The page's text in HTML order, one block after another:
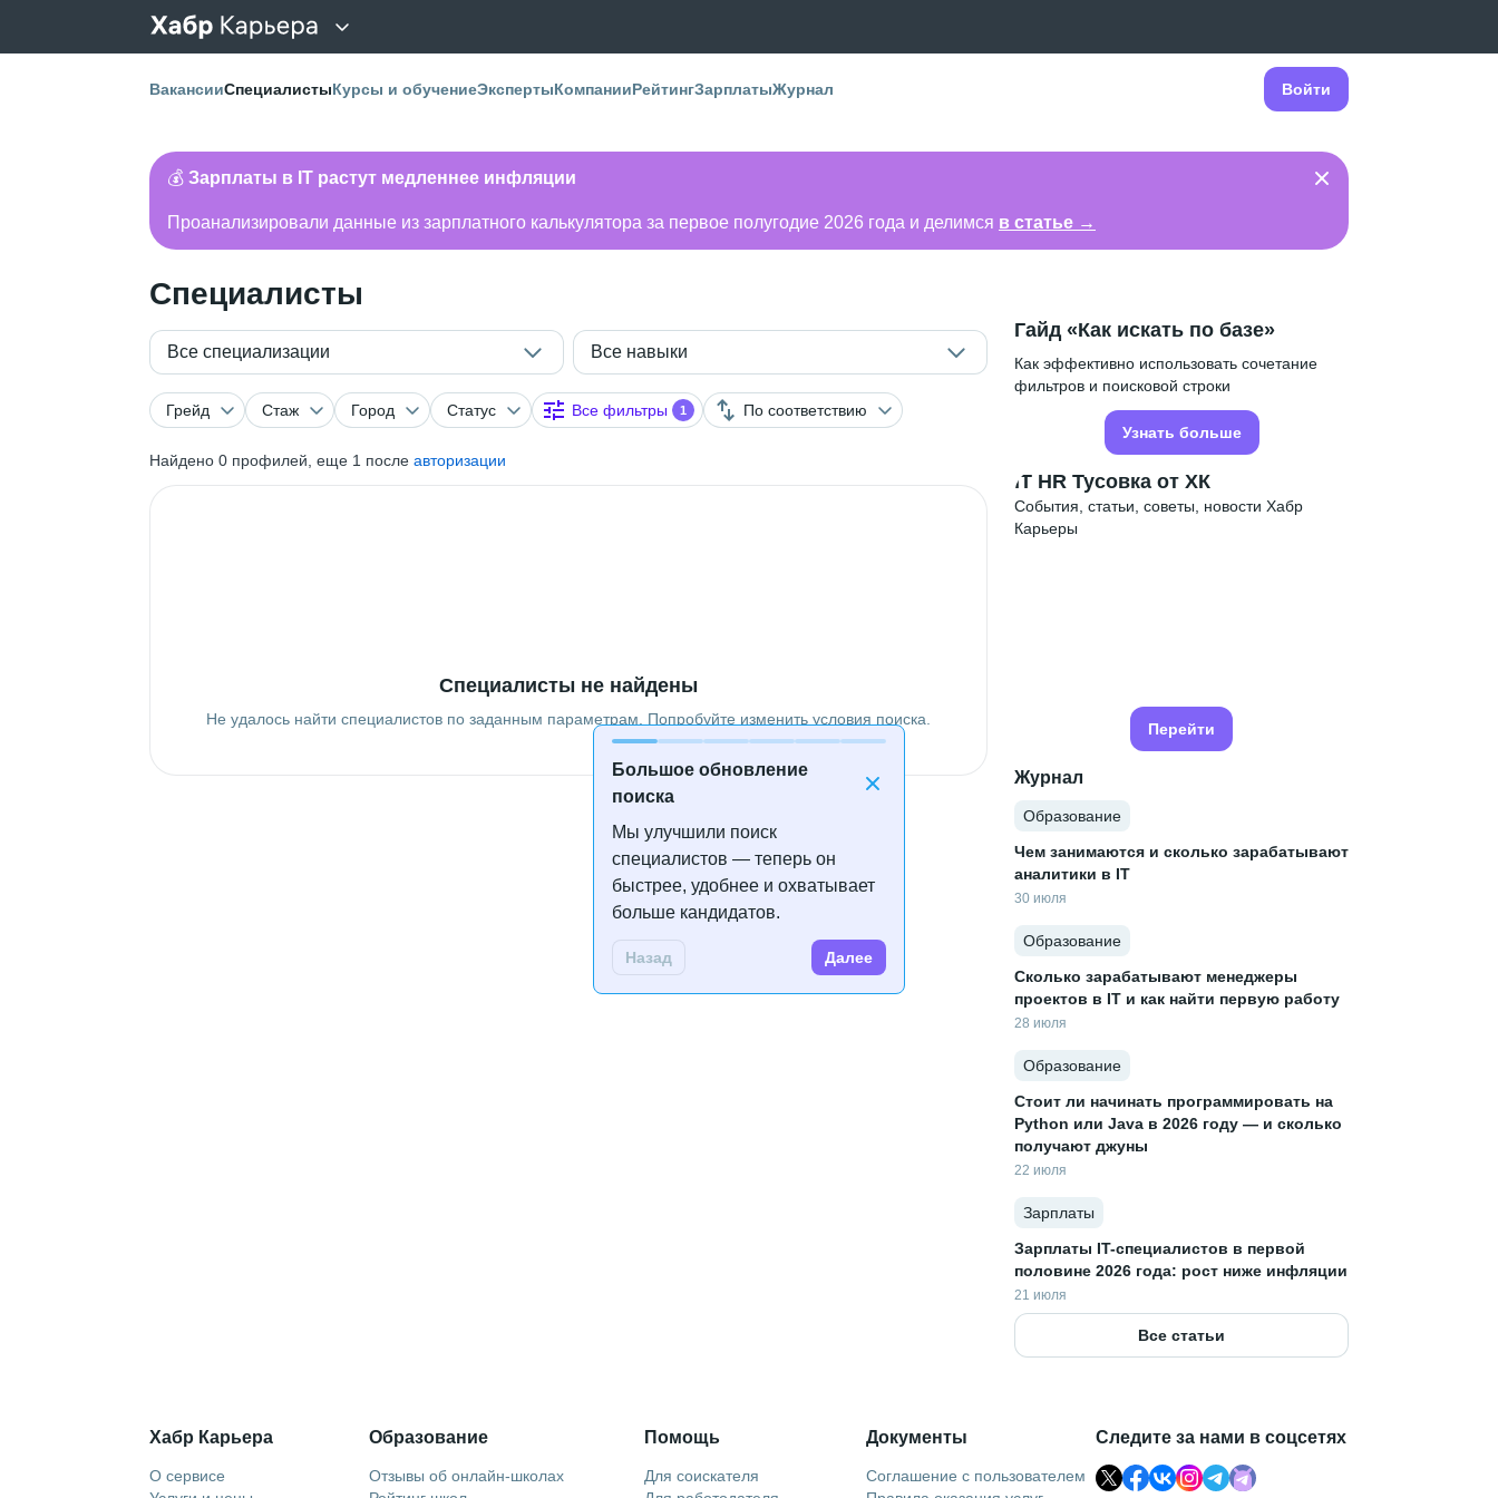
ВакансииСпециалистыКурсы и обучениеЭкспертыКомпанииРейтингЗарплатыЖурнал Войти
💰 Зарплаты в IT растут медленнее инфляции
Проанализировали данные из зарплатного калькулятора за первое полугодие 2026 года и делимся в статье →
Специалисты
Все специализации Все навыки
Грейд Стаж Город Статус Все фильтры 1 По соответствию
Найдено 0 профилей, еще 1 после авторизации
Большое обновление
поиска
Мы улучшили поиск
специалистов — теперь он
быстрее, удобнее и охватывает
больше кандидатов.
Назад Далее
Специалисты не найдены
Не удалось найти специалистов по заданным параметрам. Попробуйте изменить условия поиска.
Гайд «Как искать по базе»
Как эффективно использовать сочетание
фильтров и поисковой строки
Узнать больше
IT HR Тусовка от ХК
События, статьи, советы, новости Хабр
Карьеры
Перейти
Журнал
Образование
Чем занимаются и сколько зарабатывают
аналитики в IT
30 июля
Образование
Сколько зарабатывают менеджеры
проектов в IT и как найти первую работу
28 июля
Образование
Стоит ли начинать программировать на
Python или Java в 2026 году — и сколько
получают джуны
22 июля
Зарплаты
Зарплаты IT-специалистов в первой
половине 2026 года: рост ниже инфляции
21 июля
Все статьи
Хабр Карьера
О сервисе
Образование
Отзывы об онлайн-школах
Помощь
Для соискателя
Документы
Соглашение с пользователем
Следите за нами в соцсетях